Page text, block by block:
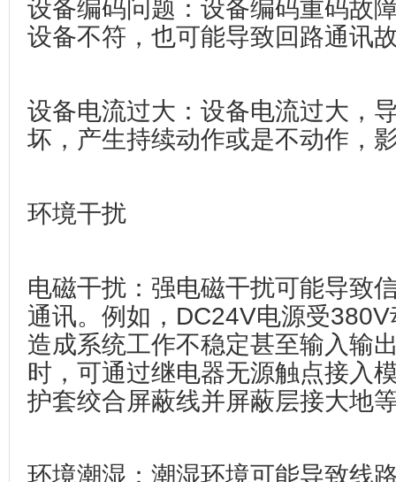
设备编码问题‌：设备编码重码故
设备不符，也可能导致回路通讯
设备电流过大‌：设备电流过大，
坏，产生持续动作或是不动作，
环境干扰
电磁干扰‌：强电磁干扰可能导致
通讯。例如，DC24V电源受
造成系统工作不稳定甚至输入输
时，可通过继电器无源触点接入
护套绞合屏蔽线并屏蔽层接大地
环境潮湿‌：潮湿环境可能导致线